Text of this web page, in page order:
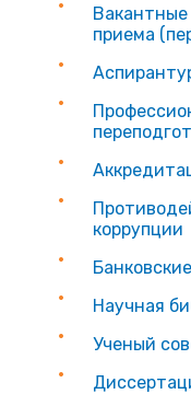
приема
коррупции
Научная
Ученый